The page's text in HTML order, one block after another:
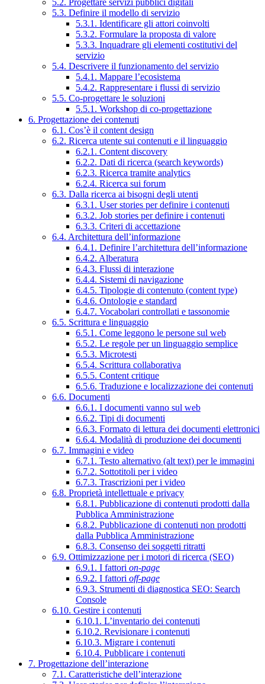
5.3. Definire il modello di servizio
5.3.1. Identificare gli attori coinvolti
5.3.2. Formulare la proposta di valore
5.3.3. Inquadrare gli elementi costitutivi del
servizio
5.4. Descrivere il funzionamento del servizio
5.4.1. Mappare l’ecosistema
5.4.2. Rappresentare i flussi di servizio
5.5. Co-progettare le soluzioni
5.5.1. Workshop di co-progettazione
6. Progettazione dei contenuti
6.1. Cos’è il content design
6.2. Ricerca utente sui contenuti e il linguaggio
6.2.1. Content discovery
6.2.2. Dati di ricerca (search keywords)
6.2.3. Ricerca tramite analytics
6.2.4. Ricerca sui forum
6.3. Dalla ricerca ai bisogni degli utenti
6.3.1. User stories per definire i contenuti
6.3.2. Job stories per definire i contenuti
6.3.3. Criteri di accettazione
6.4. Architettura dell’informazione
6.4.1. Definire l’architettura dell’informazione
6.4.2. Alberatura
6.4.3. Flussi di interazione
6.4.4. Sistemi di navigazione
6.4.5. Tipologie di contenuto (content type)
6.4.6. Ontologie e standard
6.4.7. Vocabolari controllati e tassonomie
6.5. Scrittura e linguaggio
6.5.1. Come leggono le persone sul web
6.5.2. Le regole per un linguaggio semplice
6.5.3. Microtesti
6.5.4. Scrittura collaborativa
6.5.5. Content critique
6.5.6. Traduzione e localizzazione dei contenuti
6.6. Documenti
6.6.1. I documenti vanno sul web
6.6.2. Tipi di documenti
6.6.3. Formato di lettura dei documenti elettronici
6.6.4. Modalità di produzione dei documenti
6.7. Immagini e video
6.7.1. Testo alternativo (alt text) per le immagini
6.7.2. Sottotitoli per i video
6.7.3. Trascrizioni per i video
6.8. Proprietà intellettuale e privacy
6.8.1. Pubblicazione di contenuti prodotti dalla
Pubblica Amministrazione
6.8.2. Pubblicazione di contenuti non prodotti
dalla Pubblica Amministrazione
6.8.3. Consenso dei soggetti ritratti
6.9. Ottimizzazione per i motori di ricerca (SEO)
6.9.1. I fattori on-page
6.9.2. I fattori off-page
6.9.3. Strumenti di diagnostica SEO: Search
Console
6.10. Gestire i contenuti
6.10.1. L’inventario dei contenuti
6.10.2. Revisionare i contenuti
6.10.3. Migrare i contenuti
6.10.4. Pubblicare i contenuti
7. Progettazione dell’interazione
7.1. Caratteristiche dell’interazione